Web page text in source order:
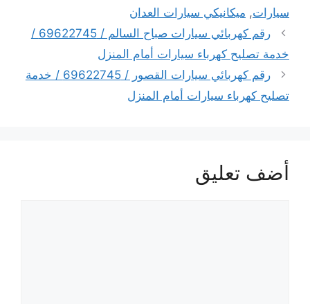
سيارات, ميكانيكي سيارات العدان
رقم كهربائي سيارات صباح السالم / 69622745 /
خدمة تصليح كهرباء سيارات أمام المنزل
رقم كهربائي سيارات القصور / 69622745 / خدمة
تصليح كهرباء سيارات أمام المنزل
أضف تعليق